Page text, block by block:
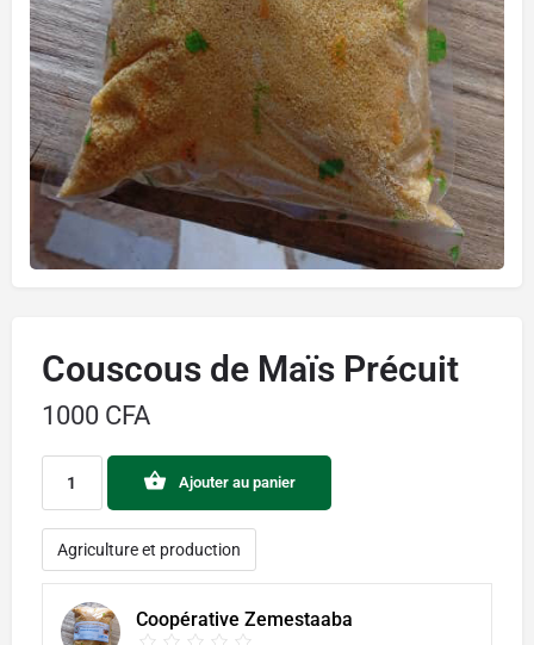
Couscous de Maïs Précuit
1000 CFA
Ajouter au panier
Agriculture et production
Coopérative Zemestaaba